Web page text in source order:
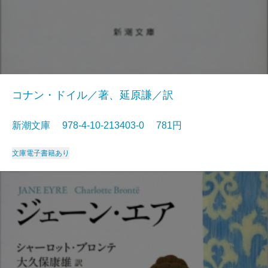
コナン・ドイル／著、延原謙／訳
新潮文庫 978-4-10-213403-0 781円
文庫電子書籍あり